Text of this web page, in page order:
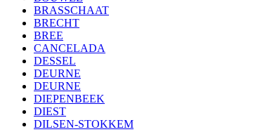
BRASSCHAAT
BRECHT
BREE
CANCELADA
DESSEL
DEURNE
DEURNE
DIEPENBEEK
DIEST
DILSEN-STOKKEM